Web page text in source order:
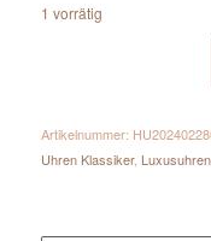
1 vorrätig
Artikelnummer:
Uhren Klassiker, Luxusuhren